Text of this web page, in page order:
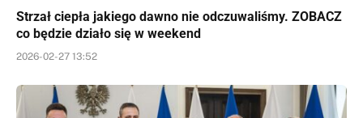
Strzał ciepła jakiego dawno nie odczuwaliśmy. ZOBACZ
co będzie działo się w weekend
2026-02-27 13:52